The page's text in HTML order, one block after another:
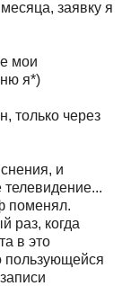
заявку я
мои
я*)
только через
и
поменял.
раз, когда
в это
пользующейся